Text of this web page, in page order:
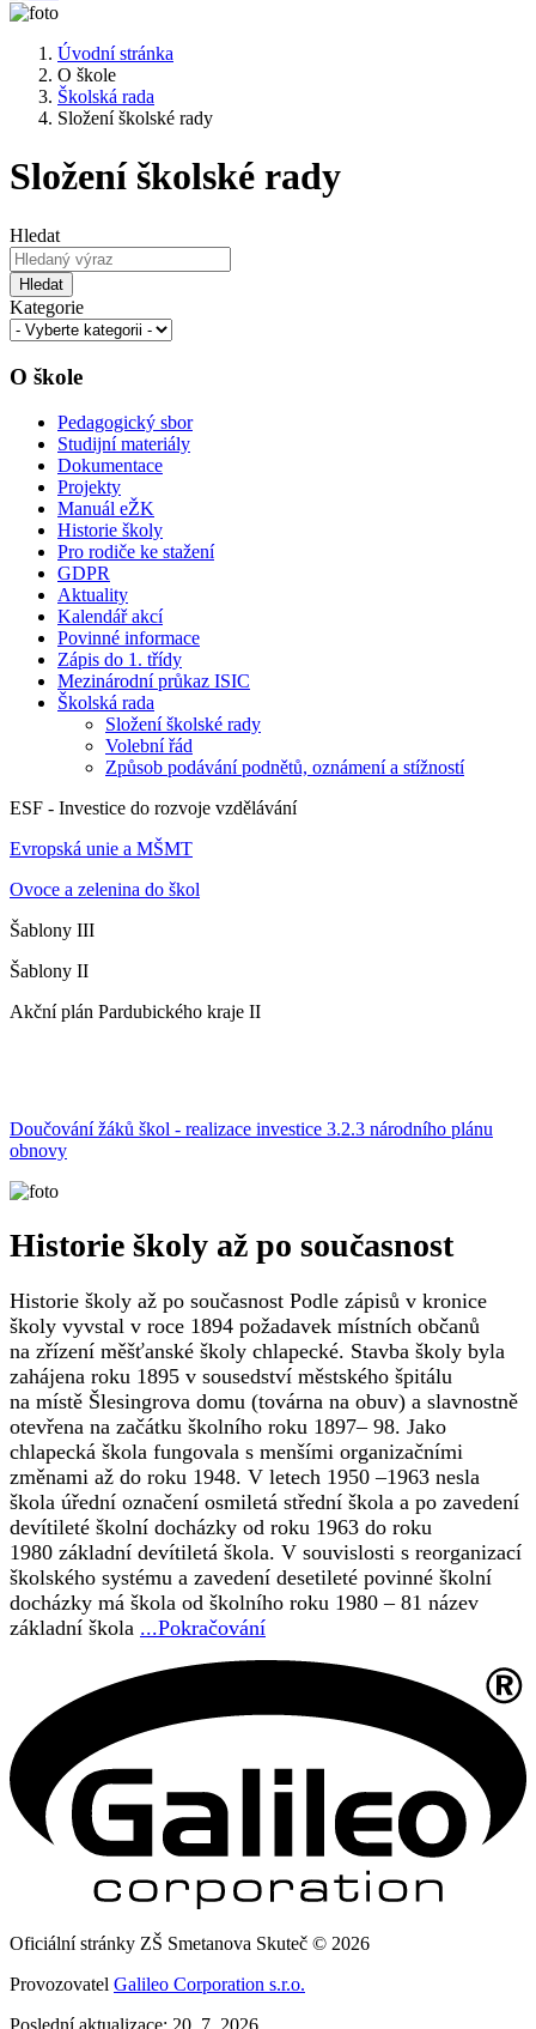
Úvodní stránka
O škole
Školská rada
Složení školské rady
Složení školské rady
Hledat
Hledat
Kategorie
O škole
Pedagogický sbor
Studijní materiály
Dokumentace
Projekty
Manuál eŽK
Historie školy
Pro rodiče ke stažení
GDPR
Aktuality
Kalendář akcí
Povinné informace
Zápis do 1. třídy
Mezinárodní průkaz ISIC
Školská rada
Složení školské rady
Volební řád
Způsob podávání podnětů, oznámení a stížností
ESF - Investice do rozvoje vzdělávání
Evropská unie a MŠMT
Ovoce a zelenina do škol
Šablony III
Šablony II
Akční plán Pardubického kraje II
Doučování žáků škol - realizace investice 3.2.3 národního plánu
obnovy
Historie školy až po současnost
Historie školy až po současnost Podle zápisů v kronice
školy vyvstal v roce 1894 požadavek místních občanů
na zřízení měšťanské školy chlapecké. Stavba školy byla
zahájena roku 1895 v sousedství městského špitálu
na místě Šlesingrova domu (továrna na obuv) a slavnostně
otevřena na začátku školního roku 1897– 98. Jako
chlapecká škola fungovala s menšími organizačními
změnami až do roku 1948. V letech 1950 –1963 nesla
škola úřední označení osmiletá střední škola a po zavedení
devítileté školní docházky od roku 1963 do roku
1980 základní devítiletá škola. V souvislosti s reorganizací
školského systému a zavedení desetileté povinné školní
docházky má škola od školního roku 1980 – 81 název
základní škola ...Pokračování
Oficiální stránky ZŠ Smetanova Skuteč © 2026
Provozovatel Galileo Corporation s.r.o.
Poslední aktualizace: 20. 7. 2026